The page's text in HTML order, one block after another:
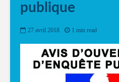
publique
27 avril 2018 1 min read